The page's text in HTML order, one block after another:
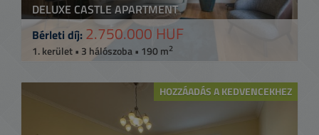
DELUXE CASTLE APARTMENT
Bérleti díj: 2.750.000 HUF
1. kerület • 3 hálószoba • 190 m2
HOZZÁADÁS A KEDVENCEKHEZ